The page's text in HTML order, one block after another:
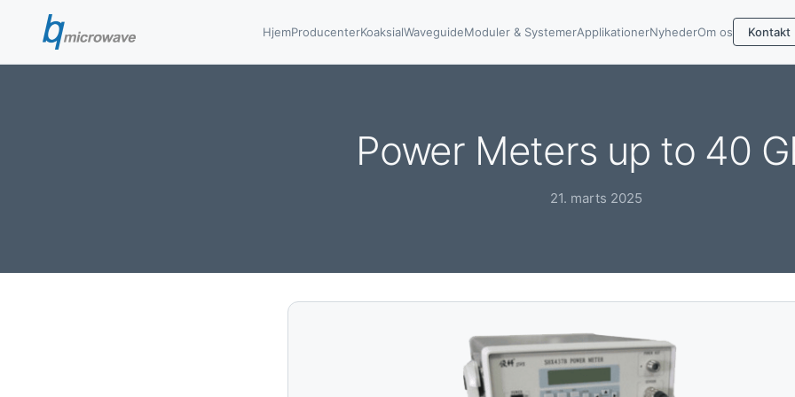
HjemProducenterKoaksialWaveguideModuler & SystemerApplikationerNyhederOm os Kontakt
Power Meters up to 40
21. marts 2025